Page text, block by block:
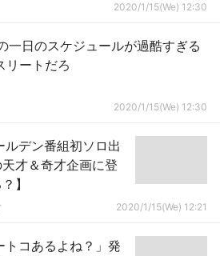
2020/1/15(We) 12:30
一日のスケジュールが過酷すぎる
リートだろ
2020/1/15(We) 12:30
デン番組初ソロ出
才＆奇才企画に登
】
2020/1/15(We) 12:21
トコあるよね？」発